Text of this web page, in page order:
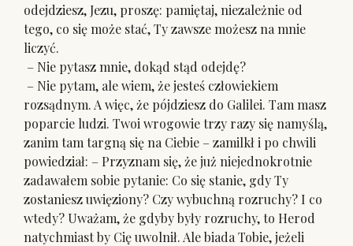
odejdziesz, Jezu, proszę: pamiętaj, niezależnie od
tego, co się może stać, Ty zawsze możesz na mnie
liczyć.
– Nie pytasz mnie, dokąd stąd odejdę?
– Nie pytam, ale wiem, że jesteś człowiekiem
rozsądnym. A więc, że pójdziesz do Galilei. Tam masz
poparcie ludzi. Twoi wrogowie trzy razy się namyślą,
zanim tam targną się na Ciebie – zamilkł i po chwili
powiedział: – Przyznam się, że już niejednokrotnie
zadawałem sobie pytanie: Co się stanie, gdy Ty
zostaniesz uwięziony? Czy wybuchną rozruchy? I co
wtedy? Uważam, że gdyby były rozruchy, to Herod
natychmiast by Cię uwolnił. Ale biada Tobie, jeżeli